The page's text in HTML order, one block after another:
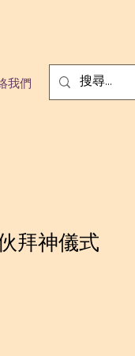
我們
拜神儀式